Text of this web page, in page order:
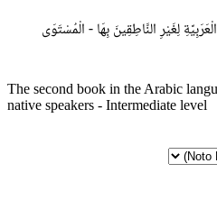
لِغَيْرِ النَّاطِقِينَ بِهَا - الْمُسْتَوَى
The second book in the Arabic
native speakers - Intermediate level